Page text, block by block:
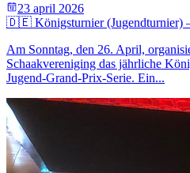
23 april 2026
🇩🇪 Königsturnier (Jugendturnier)
Am Sonntag, den 26. April,
Schaakvereniging das jährliche
Jugend-Grand-Prix-Serie. Ein...